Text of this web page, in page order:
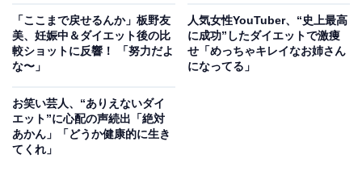
「ここまで戻せるんか」板野友
美、妊娠中＆ダイエット後の比
較ショットに反響！ 「努力だよ
な〜」
人気女性YouTuber、“史上最高
に成功”したダイエットで激痩
せ「めっちゃキレイなお姉さん
になってる」
お笑い芸人、“ありえないダイ
エット”に心配の声続出「絶対
あかん」「どうか健康的に生き
てくれ」